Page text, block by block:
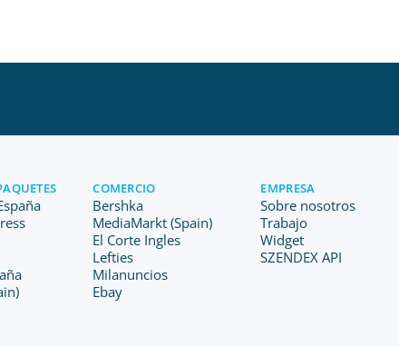
COMERCIO
Bershka
MediaMarkt (Spain)
El Corte Ingles
Lefties
Milanuncios
Ebay
EMPRESA
Sobre nosotros
Trabajo
Widget
SZENDEX API